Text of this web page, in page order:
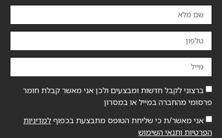
כל
ברצוני לקבל חדשות ומבצעים ולכן אני מאשר קבלת חומר
פרסומי מהחברה במייל או במסרון
אני מאשר/ת כי שליחת הטופס מתבצעת בכפוףלמדיניות
הפרטיות ותנאי השימוש